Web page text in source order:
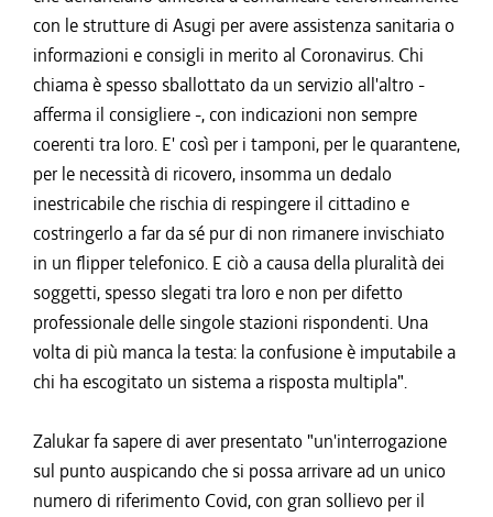
con le strutture di Asugi per avere assistenza sanitaria o
informazioni e consigli in merito al Coronavirus. Chi
chiama è spesso sballottato da un servizio all'altro -
afferma il consigliere -, con indicazioni non sempre
coerenti tra loro. E' così per i tamponi, per le quarantene,
per le necessità di ricovero, insomma un dedalo
inestricabile che rischia di respingere il cittadino e
costringerlo a far da sé pur di non rimanere invischiato
in un flipper telefonico. E ciò a causa della pluralità dei
soggetti, spesso slegati tra loro e non per difetto
professionale delle singole stazioni rispondenti. Una
volta di più manca la testa: la confusione è imputabile a
chi ha escogitato un sistema a risposta multipla".
Zalukar fa sapere di aver presentato "un'interrogazione
sul punto auspicando che si possa arrivare ad un unico
numero di riferimento Covid, con gran sollievo per il